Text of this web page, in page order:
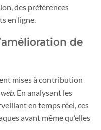
des préférences
en ligne.
de
mises à contribution
. En analysant les
en temps réel, ces
avant même qu’elles